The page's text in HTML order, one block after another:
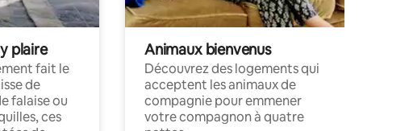
plaire
fait le
de
falaise ou
ces
Animaux bienvenus
Découvrez des logements qui
acceptent les animaux de
compagnie pour emmener
votre compagnon à quatre